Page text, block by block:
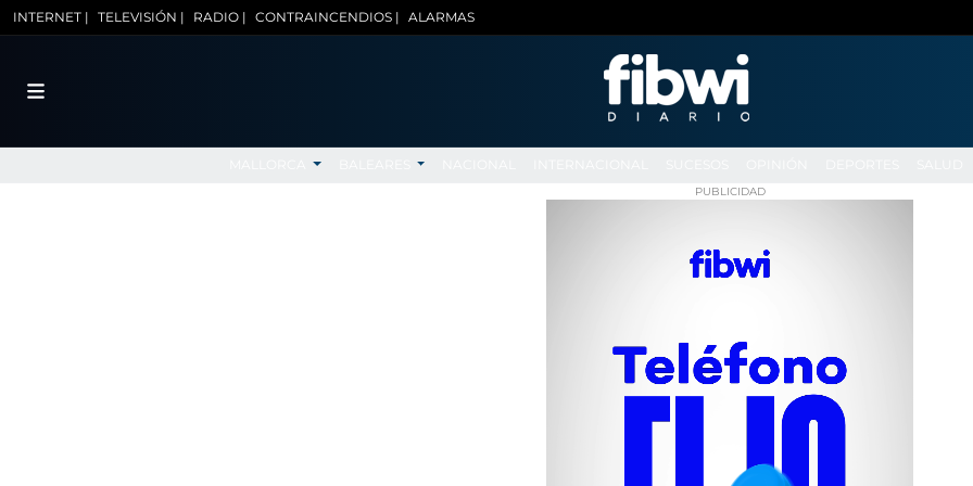
INTERNET | TELEVISIÓN | RADIO | CONTRAINCENDIOS | ALARMAS